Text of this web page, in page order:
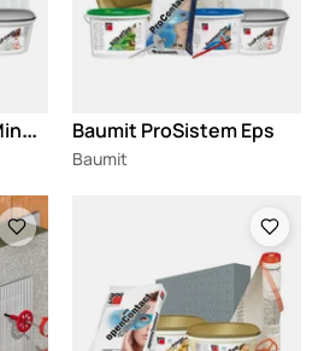
B
aumit ProSistem Mineral Baumit ProSistem Eps
Baumit